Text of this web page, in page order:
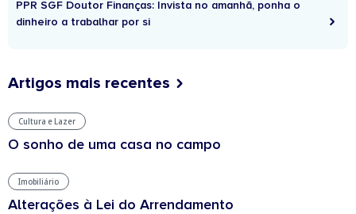
PPR SGF Doutor Finanças: Invista no amanhã, ponha o
dinheiro a trabalhar por si
Artigos mais recentes
Cultura e Lazer
O sonho de uma casa no campo
Imobiliário
Alterações à Lei do Arrendamento